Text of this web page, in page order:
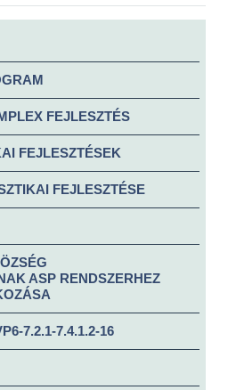
FEJLESZTÉS
FEJLESZTÉSEK
FEJLESZTÉSE
ASP RENDSZERHEZ
7.2.1-7.4.1.2-16